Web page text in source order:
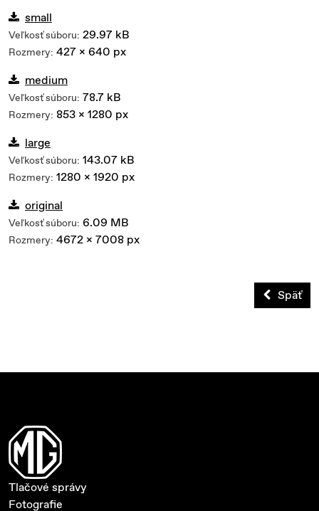
small
Veľkosť súboru: 29.97 kB
Rozmery: 427 x 640 px
medium
Veľkosť súboru: 78.7 kB
Rozmery: 853 x 1280 px
large
Veľkosť súboru: 143.07 kB
Rozmery: 1280 x 1920 px
original
Veľkosť súboru: 6.09 MB
Rozmery: 4672 x 7008 px
Späť
Tlačové správy
Fotografie